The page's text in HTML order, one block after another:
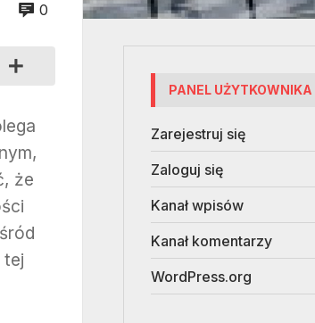
0
że
tej
PANEL UŻYTKOWNIKA
Zarejestruj się
Zaloguj się
Kanał wpisów
Kanał komentarzy
WordPress.org